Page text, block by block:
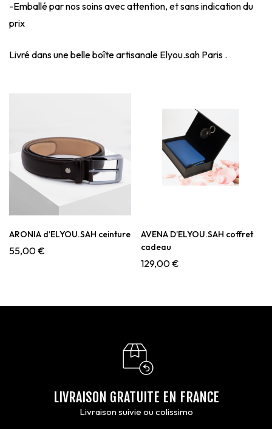
-Emballé par nos soins avec attention, et sans indication du
prix
Livré dans une belle boîte artisanale Elyou.sah Paris .
ARONIA d’ELYOU.SAH ceinture
55,00€
AVENA D’ELYOU.SAH coffret
cadeau
129,00€
LIVRAISON GRATUITE EN FRANCE
Livraison suivie ou colissimo